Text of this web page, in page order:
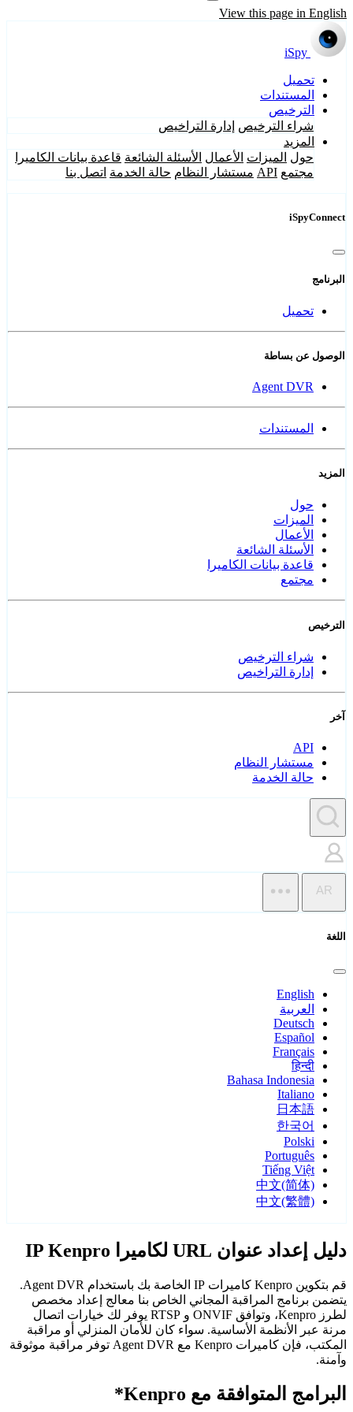
View this page in English
iSpy
تحميل
المستندات
الترخيص
شراء الترخيص إدارة التراخيص
المزيد
حول الميزات الأعمال الأسئلة الشائعة قاعدة بيانات الكاميرا
مجتمع API مستشار النظام حالة الخدمة اتصل بنا
iSpyConnect
البرنامج
تحميل
الوصول عن بساطة
Agent DVR
المستندات
المزيد
حول
الميزات
الأعمال
الأسئلة الشائعة
قاعدة بيانات الكاميرا
مجتمع
الترخيص
شراء الترخيص
إدارة التراخيص
آخر
API
مستشار النظام
حالة الخدمة
AR
اللغة
English
العربية
Deutsch
Español
Français
हिन्दी
Bahasa Indonesia
Italiano
日本語
한국어
Polski
Português
Tiếng Việt
中文(简体)
中文(繁體)
دليل إعداد عنوان URL لكاميرا IP Kenpro
قم بتكوين Kenpro كاميرات IP الخاصة بك باستخدام Agent DVR.
يتضمن برنامج المراقبة المجاني الخاص بنا معالج إعداد مخصص
لطرز Kenpro، وتوافق ONVIF و RTSP يوفر لك خيارات اتصال
مرنة عبر الأنظمة الأساسية. سواء كان للأمان المنزلي أو مراقبة
المكتب، فإن كاميرات Kenpro مع Agent DVR توفر مراقبة موثوقة
وآمنة.
البرامج المتوافقة مع Kenpro*